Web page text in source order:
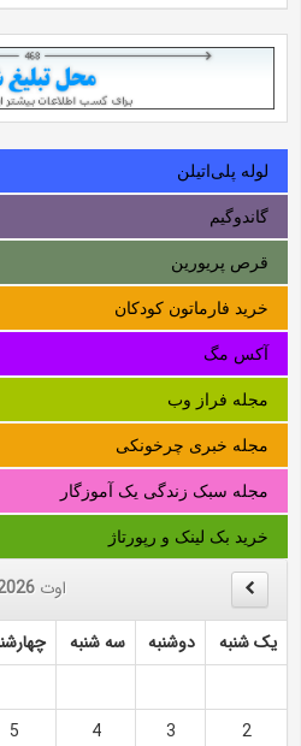
لوله‌ پلی‌اتیلن
گاندوگیم
قرص پریورین
خرید فارماتون کودکان
آکس مگ
مجله فراز وب
مجله خبری چرخونکی
مجله سبک زندگی یک آموزگار
خرید بک لینک و رپورتاژ
اوت 2026
یک شنبه دوشنبه سه شنبه
2
3
4
5